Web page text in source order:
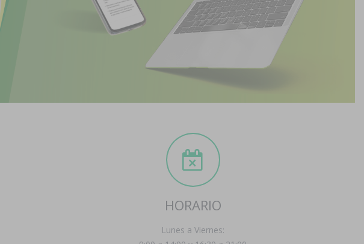
HORARIO
Lunes a Viernes: